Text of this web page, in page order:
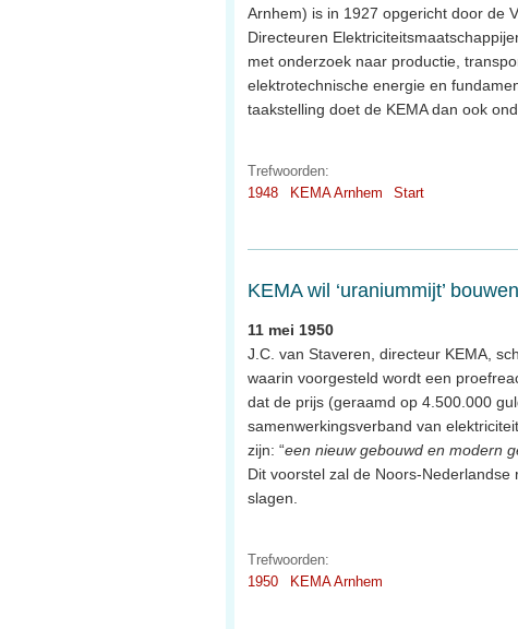
Arnhem) is in 1927 opgericht door de
Directeuren
met onderzoek naar productie,
elektrotechnische energie en
taakstelling doet de KEMA dan ook
Trefwoorden:
1948
KEMA Arnhem Start
KEMA wil ‘uraniummijt’ bouwen
11 mei 1950
J.C. van Staveren, directeur KEMA,
waarin voorgesteld wordt een
dat de prijs (geraamd op 4.500.000
samenwerkingsverband van
zijn: “een nieuw gebouwd en modern
Dit voorstel zal de Noors-
slagen.
Trefwoorden:
1950
KEMA Arnhem